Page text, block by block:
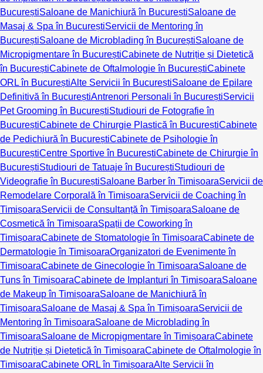
BucureștiSaloane de Manichiură în BucureștiSaloane de
Masaj & Spa în BucureștiServicii de Mentoring în
BucureștiSaloane de Microblading în BucureștiSaloane de
Micropigmentare în BucureștiCabinete de Nutriție și Dietetică
în BucureștiCabinete de Oftalmologie în BucureștiCabinete
ORL în BucureștiAlte Servicii în BucureștiSaloane de Epilare
Definitivă în BucureștiAntrenori Personali în BucureștiServicii
Pet Grooming în BucureștiStudiouri de Fotografie în
BucureștiCabinete de Chirurgie Plastică în BucureștiCabinete
de Pedichiură în BucureștiCabinete de Psihologie în
BucureștiCentre Sportive în BucureștiCabinete de Chirurgie în
BucureștiStudiouri de Tatuaje în BucureștiStudiouri de
Videografie în BucureștiSaloane Barber în TimișoaraServicii de
Remodelare Corporală în TimișoaraServicii de Coaching în
TimișoaraServicii de Consultanță în TimișoaraSaloane de
Cosmetică în TimișoaraSpații de Coworking în
TimișoaraCabinete de Stomatologie în TimișoaraCabinete de
Dermatologie în TimișoaraOrganizatori de Evenimente în
TimișoaraCabinete de Ginecologie în TimișoaraSaloane de
Tuns în TimișoaraCabinete de Implanturi în TimișoaraSaloane
de Makeup în TimișoaraSaloane de Manichiură în
TimișoaraSaloane de Masaj & Spa în TimișoaraServicii de
Mentoring în TimișoaraSaloane de Microblading în
TimișoaraSaloane de Micropigmentare în TimișoaraCabinete
de Nutriție și Dietetică în TimișoaraCabinete de Oftalmologie în
TimișoaraCabinete ORL în TimișoaraAlte Servicii în